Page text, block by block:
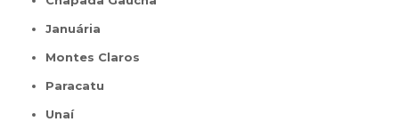
Januária
Montes Claros
Paracatu
Unaí